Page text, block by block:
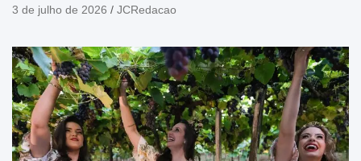
3 de julho de 2026
JCRedacao